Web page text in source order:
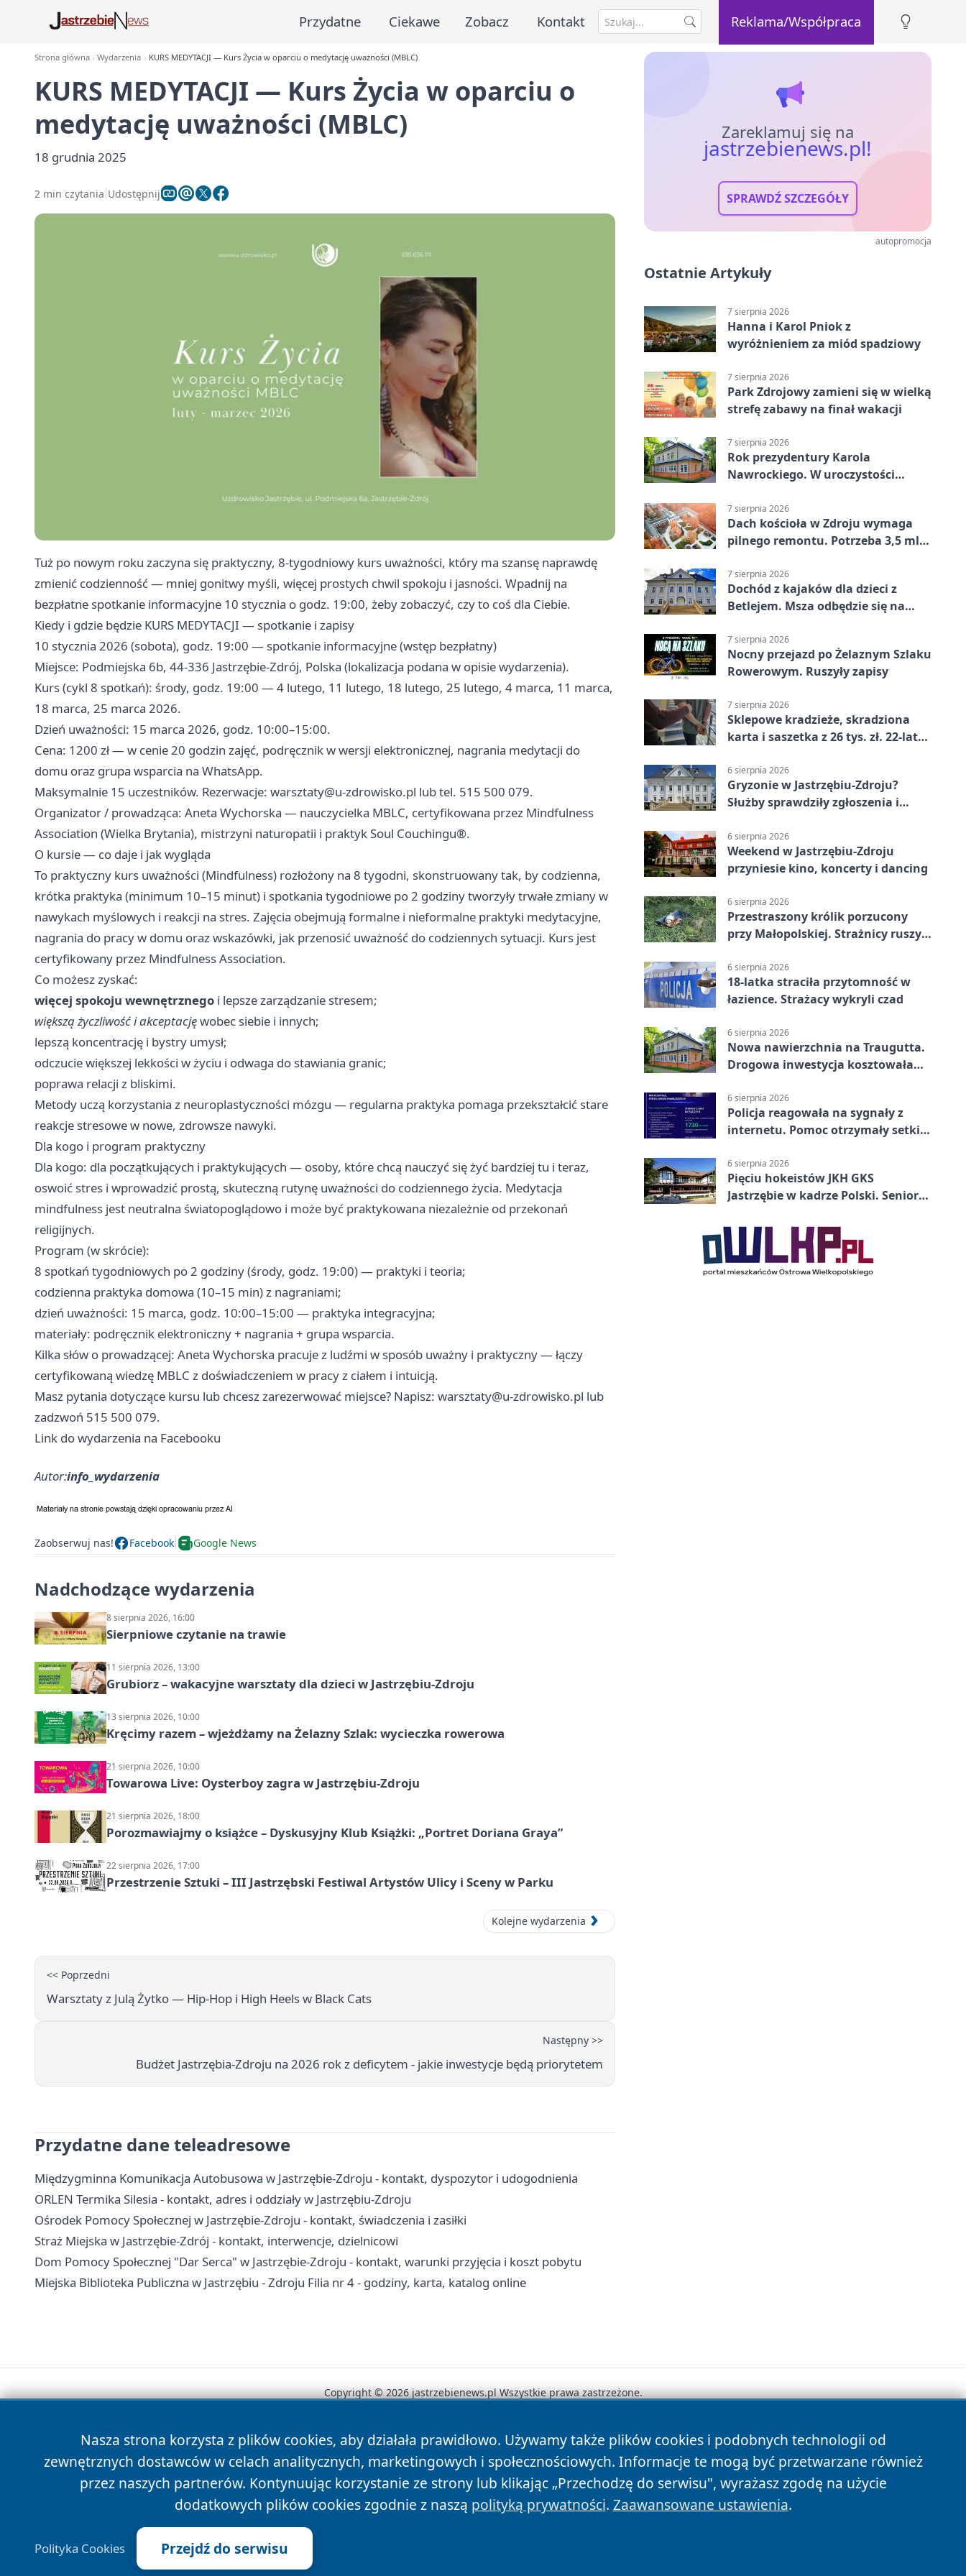
Przydatne Ciekawe Zobacz Kontakt Reklama/Współpraca
Strona główna Wydarzenia KURS MEDYTACJI — Kurs Życia w oparciu o medytację uważności (MBLC)
KURS MEDYTACJI — Kurs Życia w oparciu o
medytację uważności (MBLC)
18 grudnia 2025
2 min czytania Udostępnij
Tuż po nowym roku zaczyna się praktyczny, 8‑tygodniowy kurs uważności, który ma szansę naprawdę
zmienić codzienność — mniej gonitwy myśli, więcej prostych chwil spokoju i jasności. Wpadnij na
bezpłatne spotkanie informacyjne 10 stycznia o godz. 19:00, żeby zobaczyć, czy to coś dla Ciebie.
Kiedy i gdzie będzie KURS MEDYTACJI — spotkanie i zapisy
10 stycznia 2026 (sobota), godz. 19:00 — spotkanie informacyjne (wstęp bezpłatny)
Miejsce: Podmiejska 6b, 44-336 Jastrzębie-Zdrój, Polska (lokalizacja podana w opisie wydarzenia).
Kurs (cykl 8 spotkań): środy, godz. 19:00 — 4 lutego, 11 lutego, 18 lutego, 25 lutego, 4 marca, 11 marca,
18 marca, 25 marca 2026.
Dzień uważności: 15 marca 2026, godz. 10:00–15:00.
Cena: 1200 zł — w cenie 20 godzin zajęć, podręcznik w wersji elektronicznej, nagrania medytacji do
domu oraz grupa wsparcia na WhatsApp.
Maksymalnie 15 uczestników. Rezerwacje: warsztaty@u-zdrowisko.pl lub tel. 515 500 079.
Organizator / prowadząca: Aneta Wychorska — nauczycielka MBLC, certyfikowana przez Mindfulness
Association (Wielka Brytania), mistrzyni naturopatii i praktyk Soul Couchingu®.
O kursie — co daje i jak wygląda
To praktyczny kurs uważności (Mindfulness) rozłożony na 8 tygodni, skonstruowany tak, by codzienna,
krótka praktyka (minimum 10–15 minut) i spotkania tygodniowe po 2 godziny tworzyły trwałe zmiany w
nawykach myślowych i reakcji na stres. Zajęcia obejmują formalne i nieformalne praktyki medytacyjne,
nagrania do pracy w domu oraz wskazówki, jak przenosić uważność do codziennych sytuacji. Kurs jest
certyfikowany przez Mindfulness Association.
Co możesz zyskać:
więcej spokoju wewnętrznego i lepsze zarządzanie stresem;
większą życzliwość i akceptacjęwobec siebie i innych;
lepszą koncentrację i bystry umysł;
odczucie większej lekkości w życiu i odwaga do stawiania granic;
poprawa relacji z bliskimi.
Metody uczą korzystania z neuroplastyczności mózgu — regularna praktyka pomaga przekształcić stare
reakcje stresowe w nowe, zdrowsze nawyki.
Dla kogo i program praktyczny
Dla kogo: dla początkujących i praktykujących — osoby, które chcą nauczyć się żyć bardziej tu i teraz,
oswoić stres i wprowadzić prostą, skuteczną rutynę uważności do codziennego życia. Medytacja
mindfulness jest neutralna światopoglądowo i może być praktykowana niezależnie od przekonań
religijnych.
Program (w skrócie):
8 spotkań tygodniowych po 2 godziny (środy, godz. 19:00) — praktyki i teoria;
codzienna praktyka domowa (10–15 min) z nagraniami;
dzień uważności: 15 marca, godz. 10:00–15:00 — praktyka integracyjna;
materiały: podręcznik elektroniczny + nagrania + grupa wsparcia.
Kilka słów o prowadzącej: Aneta Wychorska pracuje z ludźmi w sposób uważny i praktyczny — łączy
certyfikowaną wiedzę MBLC z doświadczeniem w pracy z ciałem i intuicją.
Masz pytania dotyczące kursu lub chcesz zarezerwować miejsce? Napisz: warsztaty@u-zdrowisko.pl lub
zadzwoń 515 500 079.
Link do wydarzenia na Facebooku
Autor:info_wydarzenia
Zaobserwuj nas! Facebook Google News
Nadchodzące wydarzenia
8 sierpnia 2026, 16:00
Sierpniowe czytanie na trawie
11 sierpnia 2026, 13:00
Grubiorz – wakacyjne warsztaty dla dzieci w Jastrzębiu-Zdroju
13 sierpnia 2026, 10:00
Kręcimy razem – wjeżdżamy na Żelazny Szlak: wycieczka rowerowa
21 sierpnia 2026, 10:00
Towarowa Live: Oysterboy zagra w Jastrzębiu-Zdroju
21 sierpnia 2026, 18:00
Porozmawiajmy o książce – Dyskusyjny Klub Książki: „Portret Doriana Graya”
22 sierpnia 2026, 17:00
Przestrzenie Sztuki – III Jastrzębski Festiwal Artystów Ulicy i Sceny w Parku
Kolejne wydarzenia
<< Poprzedni
Warsztaty z Julą Żytko — Hip‑Hop i High Heels w Black Cats
Następny >>
Budżet Jastrzębia-Zdroju na 2026 rok z deficytem - jakie inwestycje będą priorytetem
Przydatne dane teleadresowe
Międzygminna Komunikacja Autobusowa w Jastrzębie-Zdroju - kontakt, dyspozytor i udogodnienia
ORLEN Termika Silesia - kontakt, adres i oddziały w Jastrzębiu-Zdroju
Ośrodek Pomocy Społecznej w Jastrzębie-Zdroju - kontakt, świadczenia i zasiłki
Straż Miejska w Jastrzębie-Zdrój - kontakt, interwencje, dzielnicowi
Dom Pomocy Społecznej "Dar Serca" w Jastrzębie-Zdroju - kontakt, warunki przyjęcia i koszt pobytu
Miejska Biblioteka Publiczna w Jastrzębiu - Zdroju Filia nr 4 - godziny, karta, katalog online
Zareklamuj się na
jastrzebienews.pl!
SPRAWDŹ SZCZEGÓŁY
autopromocja
Ostatnie Artykuły
7 sierpnia 2026
Hanna i Karol Pniok z
wyróżnieniem za miód spadziowy
7 sierpnia 2026
Park Zdrojowy zamieni się w wielką
strefę zabawy na finał wakacji
7 sierpnia 2026
Rok prezydentury Karola
Nawrockiego. W uroczystości
7 sierpnia 2026
Dach kościoła w Zdroju wymaga
pilnego remontu. Potrzeba 3,5 mln
7 sierpnia 2026
Dochód z kajaków dla dzieci z
Betlejem. Msza odbędzie się na
7 sierpnia 2026
Nocny przejazd po Żelaznym Szlaku
Rowerowym. Ruszyły zapisy
7 sierpnia 2026
Sklepowe kradzieże, skradziona
karta i saszetka z 26 tys. zł. 22-latek
6 sierpnia 2026
Gryzonie w Jastrzębiu-Zdroju?
Służby sprawdziły zgłoszenia i
6 sierpnia 2026
Weekend w Jastrzębiu-Zdroju
przyniesie kino, koncerty i dancing
6 sierpnia 2026
Przestraszony królik porzucony
przy Małopolskiej. Strażnicy ruszyli
6 sierpnia 2026
18-latka straciła przytomność w
łazience. Strażacy wykryli czad
6 sierpnia 2026
Nowa nawierzchnia na Traugutta.
Drogowa inwestycja kosztowała
6 sierpnia 2026
Policja reagowała na sygnały z
internetu. Pomoc otrzymały setki
6 sierpnia 2026
Pięciu hokeistów JKH GKS
Jastrzębie w kadrze Polski. Seniorzy
Nasza strona korzysta z plików cookies, aby działała prawidłowo. Używamy także plików cookies i podobnych technologii od
zewnętrznych dostawców w celach analitycznych, marketingowych i społecznościowych. Informacje te mogą być przetwarzane również
przez naszych partnerów. Kontynuując korzystanie ze strony lub klikając „Przechodzę do serwisu", wyrażasz zgodę na użycie
dodatkowych plików cookies zgodnie z naszą polityką prywatności. Zaawansowane ustawienia.
Polityka Cookies Przejdź do serwisu
Copyright © 2026 jastrzebienews.pl Wszystkie prawa zastrzeżone.
News Autorzy Polityka Prywatności Polityka Cookies